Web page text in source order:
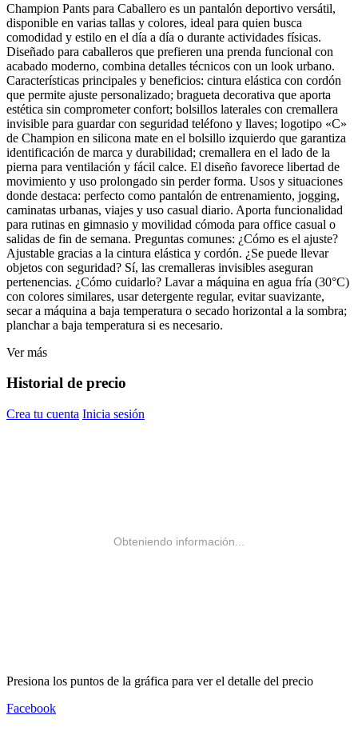
Champion Pants para Caballero es un pantalón deportivo versátil,
disponible en varias tallas y colores, ideal para quien busca
comodidad y estilo en el día a día o durante actividades físicas.
Diseñado para caballeros que prefieren una prenda funcional con
acabado moderno, combina detalles técnicos con un look urbano.
Características principales y beneficios: cintura elástica con cordón
que permite ajuste personalizado; bragueta decorativa que aporta
estética sin comprometer confort; bolsillos laterales con cremallera
invisible para guardar con seguridad teléfono y llaves; logotipo «C»
de Champion en silicona mate en el bolsillo izquierdo que garantiza
identificación de marca y durabilidad; cremallera en el lado de la
pierna para ventilación y fácil calce. El diseño favorece libertad de
movimiento y uso prolongado sin perder forma. Usos y situaciones
donde destaca: perfecto como pantalón de entrenamiento, jogging,
caminatas urbanas, viajes y uso casual diario. Aporta funcionalidad
para rutinas en gimnasio y movilidad cómoda para office casual o
salidas de fin de semana. Preguntas comunes: ¿Cómo es el ajuste?
Ajustable gracias a la cintura elástica y cordón. ¿Se puede llevar
objetos con seguridad? Sí, las cremalleras invisibles aseguran
pertenencias. ¿Cómo cuidarlo? Lavar a máquina en agua fría (30°C)
con colores similares, usar detergente regular, evitar suavizante,
secar a máquina a baja temperatura o secado horizontal a la sombra;
planchar a baja temperatura si es necesario.
Ver más
Historial de precio
Crea tu cuenta Inicia sesión
Obteniendo información...
Presiona los puntos de la gráfica para ver el detalle del precio
Facebook